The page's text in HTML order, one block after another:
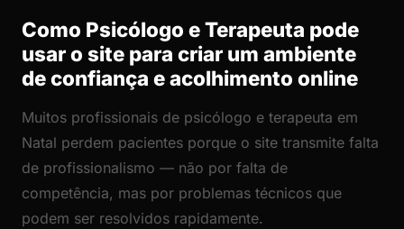
Como Psicólogo e Terapeuta pode
usar o site para criar um ambiente
de confiança e acolhimento online
Muitos profissionais de psicólogo e terapeuta em
Natal perdem pacientes porque o site transmite falta
de profissionalismo — não por falta de
competência, mas por problemas técnicos que
podem ser resolvidos rapidamente.